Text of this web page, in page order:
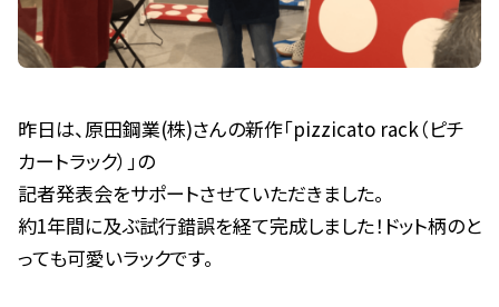
昨日は、原田鋼業(株)さんの新作「pizzicato rack（ピチ
カートラック）」の
記者発表会をサポートさせていただきました。
約1年間に及ぶ試行錯誤を経て完成しました！ドット柄のと
っても可愛いラックです。